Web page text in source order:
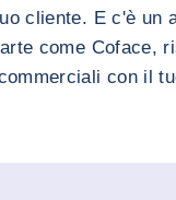
cliente. E c'è un
come Coface,
con il